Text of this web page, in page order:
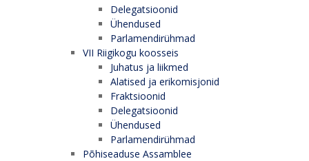
Delegatsioonid
Ühendused
Parlamendirühmad
VII Riigikogu koosseis
Juhatus ja liikmed
Alatised ja erikomisjonid
Fraktsioonid
Delegatsioonid
Ühendused
Parlamendirühmad
Põhiseaduse Assamblee